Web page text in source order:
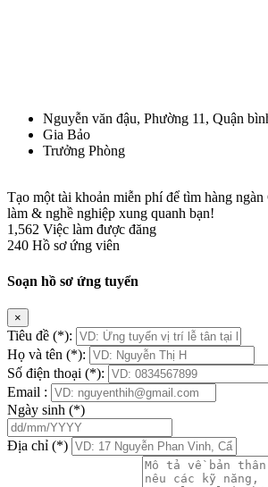
Nguyễn văn đậu, Phường 11, Quận
Gia Bảo
Trưởng Phòng
Tạo một tài khoản miễn phí để tìm hàng
làm & nghề nghiệp xung quanh bạn!
1,562 Việc làm được đăng
240 Hồ sơ ứng viên
Soạn hồ sơ ứng tuyển
×
Tiêu đề (*):
Họ và tên (*):
Số điện thoại (*):
Email :
Ngày sinh (*)
Địa chỉ (*)